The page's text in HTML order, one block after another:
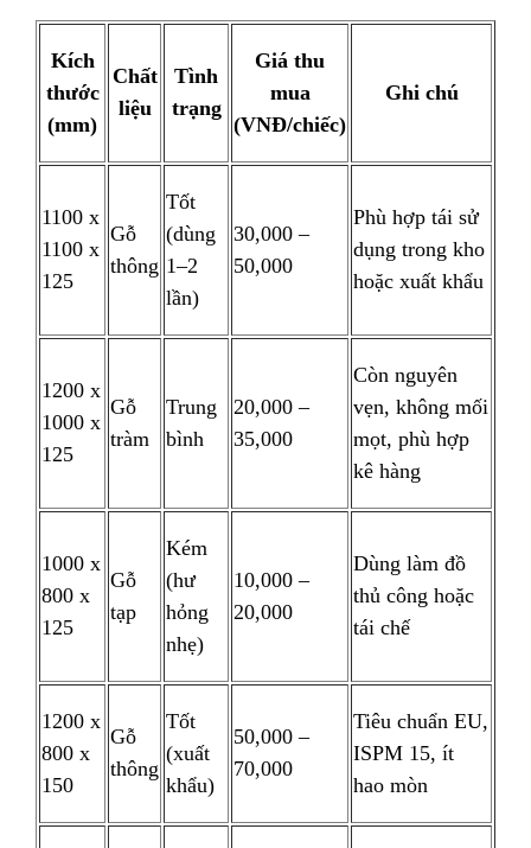
Kích
thước
(mm)
Chất
liệu
Tình
trạng
Giá thu
mua
(VNĐ/chiếc)
Ghi chú
1100 x
1100 x
125
Gỗ
thông
Tốt
(dùng
1–2
lần)
30,000 –
50,000
Phù hợp tái sử
dụng trong kho
hoặc xuất khẩu
1200 x
1000 x
125
Gỗ
tràm
Trung
bình
20,000 –
35,000
Còn nguyên
vẹn, không mối
mọt, phù hợp
kê hàng
1000 x
800 x
125
Gỗ
tạp
Kém
(hư
hỏng
nhẹ)
10,000 –
20,000
Dùng làm đồ
thủ công hoặc
tái chế
1200 x
800 x
150
Gỗ
thông
Tốt
(xuất
khẩu)
50,000 –
70,000
Tiêu chuẩn EU,
ISPM 15, ít
hao mòn